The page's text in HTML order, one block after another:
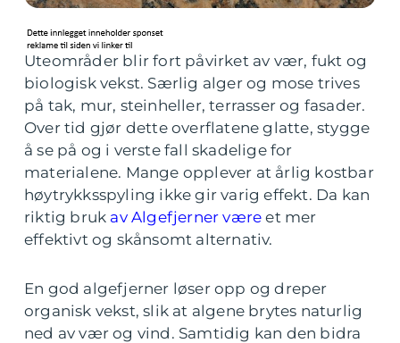
Uteområder blir fort påvirket av vær, fukt og
biologisk vekst. Særlig alger og mose trives
på tak, mur, steinheller, terrasser og fasader.
Over tid gjør dette overflatene glatte, stygge
å se på og i verste fall skadelige for
materialene. Mange opplever at årlig kostbar
høytrykksspyling ikke gir varig effekt. Da kan
riktig bruk av Algefjerner være et mer
effektivt og skånsomt alternativ.
En god algefjerner løser opp og dreper
organisk vekst, slik at algene brytes naturlig
ned av vær og vind. Samtidig kan den bidra